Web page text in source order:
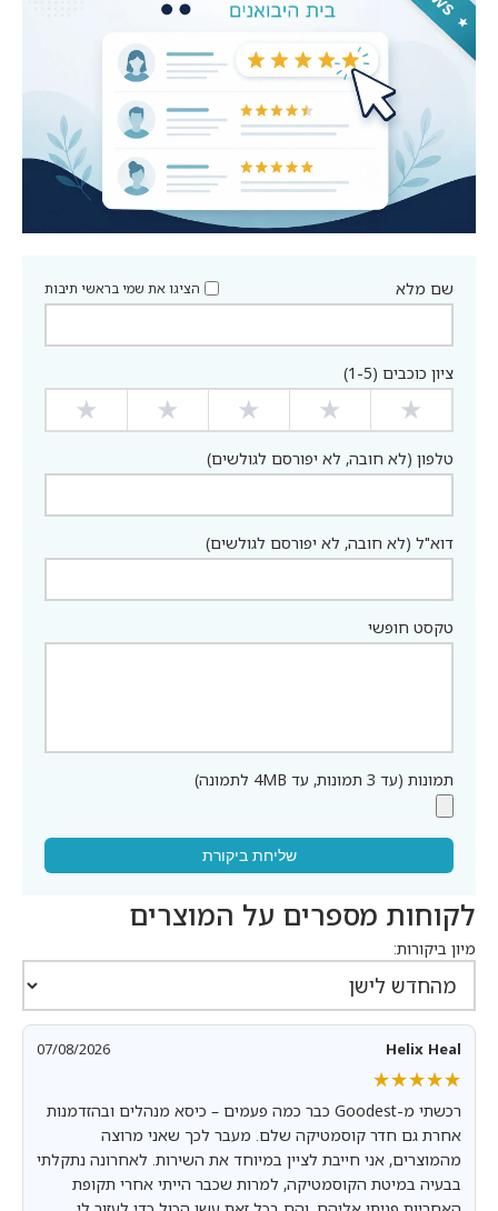
שם מלא הציגו את שמי בראשי תיבות
ציון כוכבים (1-5)
★
★
★
★
★
טלפון (לא חובה, לא יפורסם לגולשים)
דוא"ל (לא חובה, לא יפורסם לגולשים)
טקסט חופשי
תמונות (עד 3 תמונות, עד 4MB לתמונה)
שליחת ביקורת
לקוחות מספרים על המוצרים
מיון ביקורות:
Helix Heal
07/08/2026
★★★★★
★★★★★
רכשתי מ-Goodest כבר כמה פעמים – כיסא מנהלים ובהזדמנות
אחרת גם חדר קוסמטיקה שלם. מעבר לכך שאני מרוצה
מהמוצרים, אני חייבת לציין במיוחד את השירות. לאחרונה נתקלתי
בבעיה במיטת הקוסמטיקה, למרות שכבר הייתי אחרי תקופת